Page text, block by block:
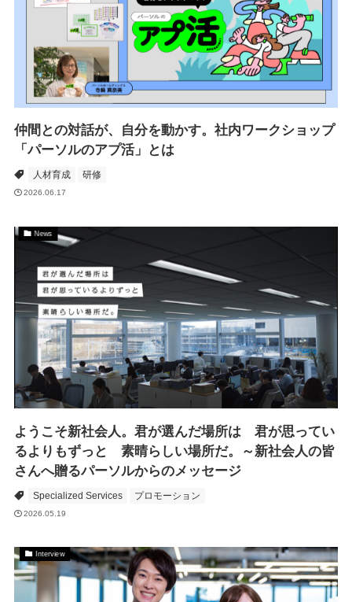
仲間との対話が、自分を動かす。社内ワークショップ
「パーソルのアプ活」とは
人材育成 研修
2026.06.17
News
ようこそ新社会人。君が選んだ場所は 君が思ってい
るよりもずっと 素晴らしい場所だ。～新社会人の皆
さんへ贈るパーソルからのメッセージ
Specialized Services プロモーション
2026.05.19
Interview